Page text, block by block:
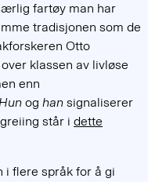
fartøy man har
tradisjonen som de
Otto
klassen av livløse
enn
og han signaliserer
står i dette
i flere språk for å gi